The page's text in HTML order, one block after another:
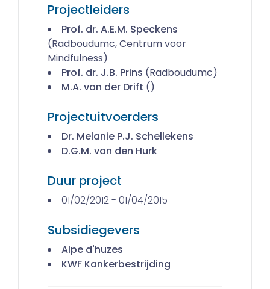
Projectleiders
Prof. dr. A.E.M. Speckens
(Radboudumc, Centrum voor
Mindfulness)
Prof. dr. J.B. Prins (Radboudumc)
M.A. van der Drift ()
Projectuitvoerders
Dr. Melanie P.J. Schellekens
D.G.M. van den Hurk
Duur project
01/02/2012 - 01/04/2015
Subsidiegevers
Alpe d'huzes
KWF Kankerbestrijding